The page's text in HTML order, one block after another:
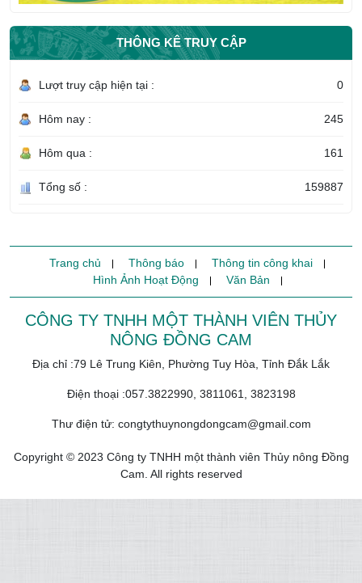
THÔNG KÊ TRUY CẬP
Lượt truy cập hiện tại : 0
Hôm nay : 245
Hôm qua : 161
Tổng số : 159887
Trang chủ Thông báo
Thông tin công khai
Hình Ảnh Hoạt Động
Văn Bản
CÔNG TY TNHH MỘT THÀNH VIÊN THỦY
NÔNG ĐỒNG CAM
Địa chỉ :79 Lê Trung Kiên, Phường Tuy Hòa, Tỉnh Đắk Lắk
Điện thoại :057.3822990, 3811061, 3823198
Thư điện tử: congtythuynongdongcam@gmail.com
Copyright © 2023 Công ty TNHH một thành viên Thủy nông Đồng
Cam. All rights reserved